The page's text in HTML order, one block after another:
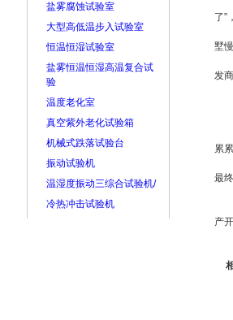
盐雾腐蚀试验室
大型高低温步入试验室
恒温恒湿试验室
盐雾恒温恒湿高温复合试
验
温度老化室
真空紫外老化试验箱
机械式跌落试验台
振动试验机
温湿度振动三综合试验机/
冷热冲击试验机
了”
墅
发
累
最
产